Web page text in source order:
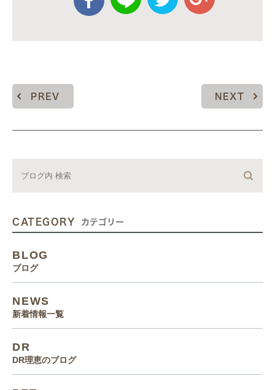
PREV NEXT
CATEGORY カテゴリー
BLOG
ブログ
NEWS
新着情報一覧
DR
DR理恵のブログ